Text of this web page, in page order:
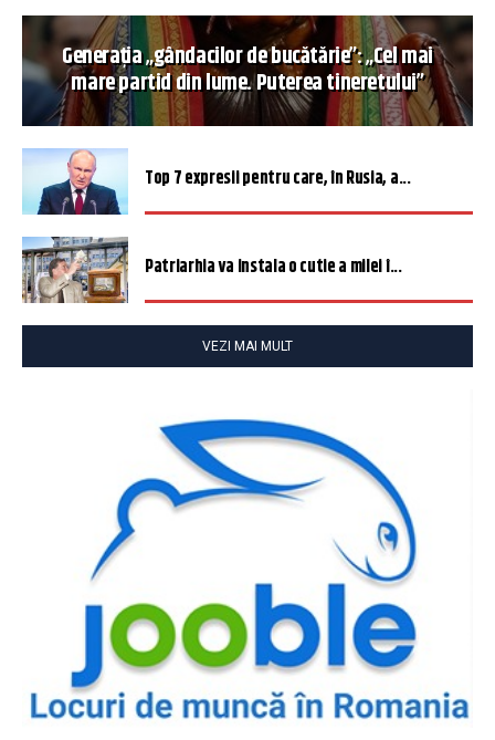
Generația „gândacilor de bucătărie”: „Cel mai
mare partid din lume. Puterea tineretului”
Top 7 expresii pentru care, în Rusia, a...
Patriarhia va instala o cutie a milei î...
VEZI MAI MULT